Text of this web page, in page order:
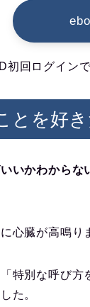
初回ログイン
とを好
いかわからな
心臓が高鳴り
特別な呼び
た。